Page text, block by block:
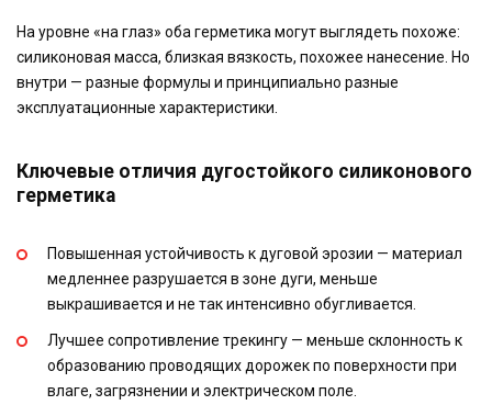
На уровне «на глаз» оба герметика могут выглядеть похоже:
силиконовая масса, близкая вязкость, похожее нанесение. Но
внутри — разные формулы и принципиально разные
эксплуатационные характеристики.
Ключевые отличия дугостойкого силиконового
герметика
Повышенная устойчивость к дуговой эрозии — материал
медленнее разрушается в зоне дуги, меньше
выкрашивается и не так интенсивно обугливается.
Лучшее сопротивление трекингу — меньше склонность к
образованию проводящих дорожек по поверхности при
влаге, загрязнении и электрическом поле.